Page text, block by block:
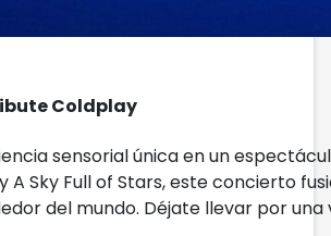
Coldplay
sensorial única en un
A Sky Full of Stars, este concierto
del mundo. Déjate llevar por